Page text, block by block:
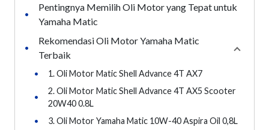
•
Pentingnya Memilih Oli Motor yang Tepat untuk
Yamaha Matic
•
Rekomendasi Oli Motor Yamaha Matic
Terbaik
• 1. Oli Motor Matic Shell Advance 4T AX7
•
2. Oli Motor Matic Shell Advance 4T AX5 Scooter
20W40 0.8L
•
3. Oli Motor Yamaha Matic 10W-40 Aspira Oil 0,8L